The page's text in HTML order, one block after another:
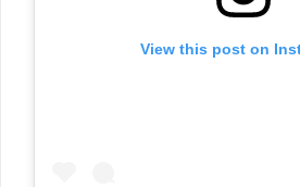
View this post on